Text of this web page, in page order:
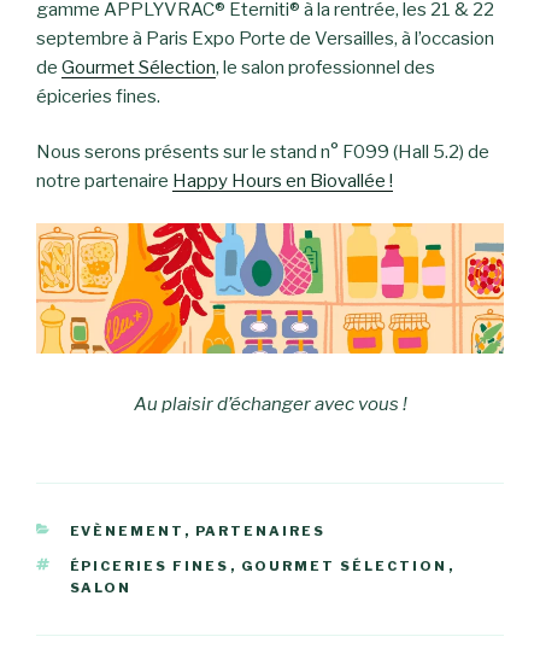
gamme APPLYVRAC® Eterniti® à la rentrée, les 21 & 22
septembre à Paris Expo Porte de Versailles, à l’occasion
de GourmetSélection, le salon professionnel des
épiceries fines.
Nous serons présents sur le stand n° F099 (Hall 5.2) de
notre partenaire Happy Hours en Biovallée !
Au plaisir d’échanger avec vous !
CATÉGORIES
EVÈNEMENT , PARTENAIRES
ÉTIQUETTES
ÉPICERIES FINES , GOURMET SÉLECTION ,
SALON